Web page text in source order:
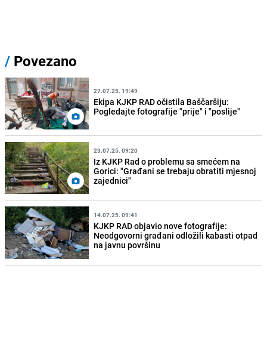
/ Povezano
27.07.25. 19:49
Ekipa KJKP RAD očistila Baščaršiju:
Pogledajte fotografije "prije" i "poslije"
23.07.25. 09:20
Iz KJKP Rad o problemu sa smećem na
Gorici: "Građani se trebaju obratiti mjesnoj
zajednici"
14.07.25. 09:41
KJKP RAD objavio nove fotografije:
Neodgovorni građani odložili kabasti otpad
na javnu površinu